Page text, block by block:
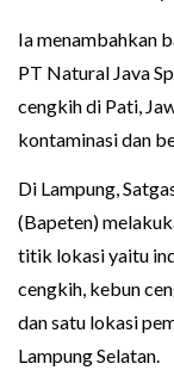
Ia menambahkan
PT Natural Java
cengkih di Pati,
kontaminasi dan
Di Lampung,
(Bapeten)
titik lokasi yaitu
cengkih, kebun
dan satu lokasi
Lampung Selatan.